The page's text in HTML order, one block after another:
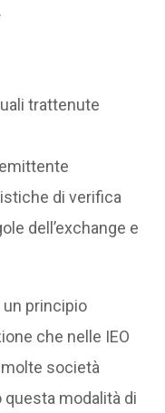
trattenute
di verifica
dell’exchange e
un principio
che nelle IEO
società
modalità di